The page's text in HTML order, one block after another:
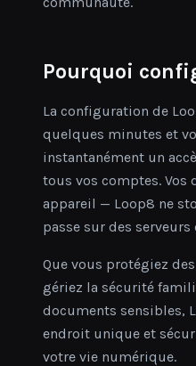
Pourquoi
La configuration de
quelques minutes et
instantanément un
tous vos comptes. Vos
appareil — Loop8 ne
passe sur des serveurs
Que vous protégiez
gériez la sécurité
documents sensibles,
endroit unique et
votre vie numérique.